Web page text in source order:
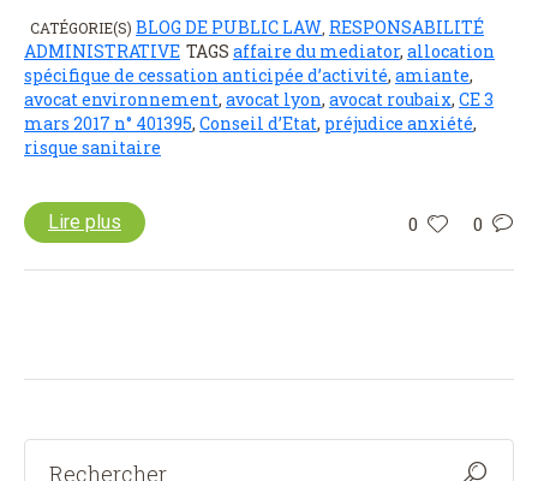
CATÉGORIE(S) BLOG DE PUBLIC LAW RESPONSABILITÉ
ADMINISTRATIVE TAGS affaire du mediator, allocation
spécifique de cessation anticipée d’activité, amiante,
avocat environnement, avocat lyon, avocat roubaix, CE 3
mars 2017 n° 401395, Conseil d’Etat, préjudice anxiété,
risque sanitaire
0 0
Lire plus